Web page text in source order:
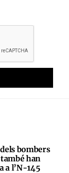
bombers
han
a l’N-145